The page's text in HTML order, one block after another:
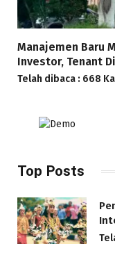
Manajemen Baru
Investor, Tenant
Telah dibaca : 668
Top Posts